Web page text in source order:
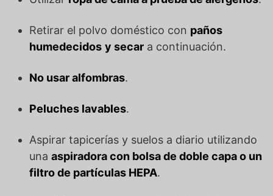
Retirar el polvo doméstico con paños
humedecidos y secar a continuación.
No usar alfombras.
Peluches lavables.
Aspirar tapicerías y suelos a diario utilizando
una aspiradora con bolsa de doble capa o un
filtro de partículas HEPA.